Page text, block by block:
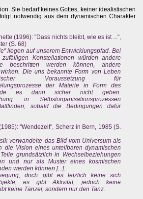
Sie bedarf keines Gottes, keiner idealistischen
notwendig aus dem dynamischen Charakter
(1996): "Dass nichts bleibt, wie es ist ...",
(S. 68)
liegen auf unserem Entwicklungspfad. Bei
Konstellationen würden andere
beschritten werden können, andere
Die uns bekannte Form von Leben
Voraussetzung für
der Materie in Form des
es dann sicher nicht geben.
in Selbstorganisationsprozessen
sobald die Bedingungen dafür
"Wendezeit", Scherz in Bern, 1985 (S.
verwandelte das Bild vom Universum als
die Vision eines unteilbaren dynamischen
grundsätzlich in Wechselbeziehungen
und nur als Muster eines kosmischen
werden können [...].
doch gibt es letzlich keine sich
es gibt Aktivität, jedoch keine
keine Tänzer, sondern nur den Tanz.